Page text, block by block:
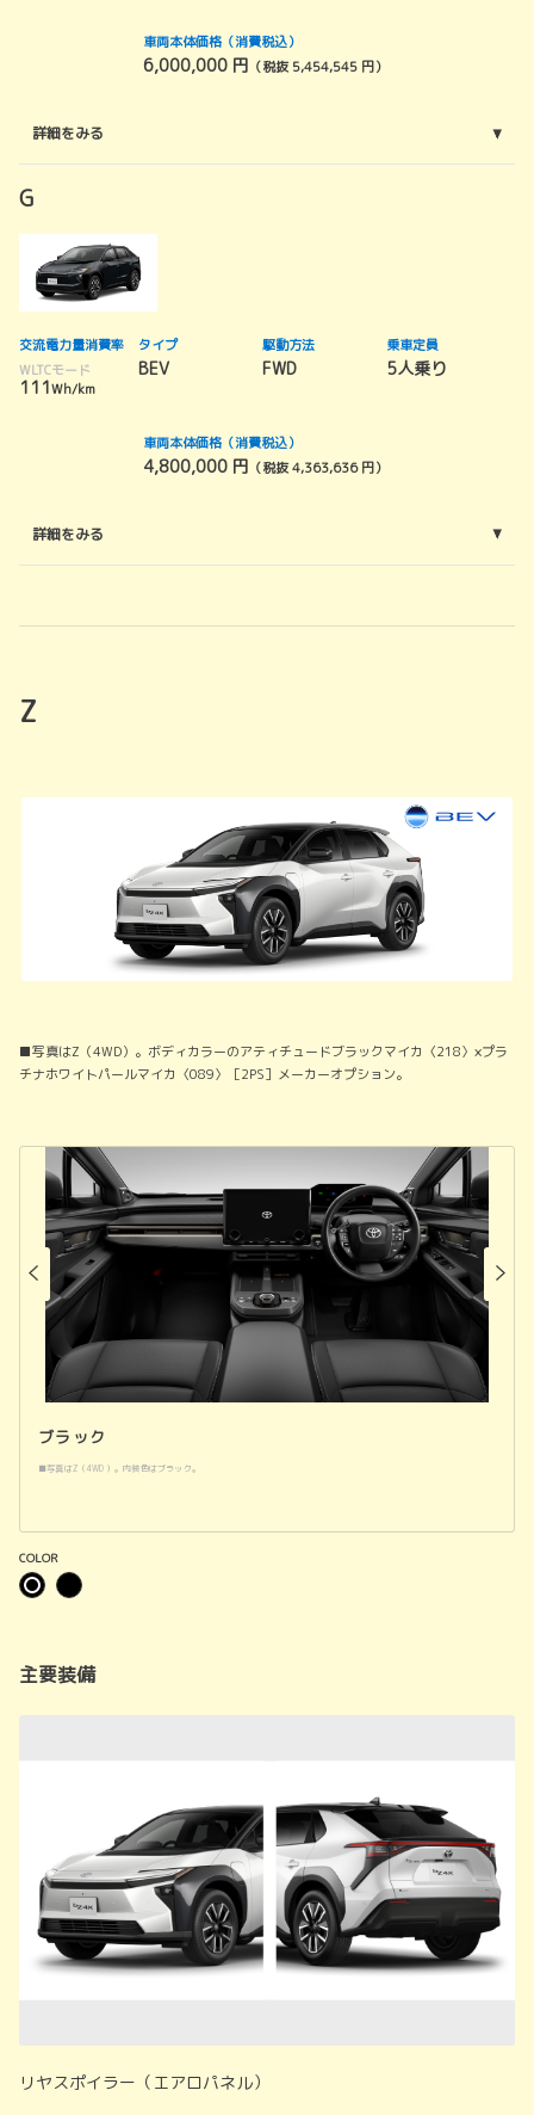
車両本体価格（消費税込）
6,000,000 円 （税抜 5,454,545 円）
詳細をみる
G
交流電力量消費率
WLTCモード
111Wh/km
タイプ
BEV
駆動方法
FWD
乗車定員
5人乗り
車両本体価格（消費税込）
4,800,000 円 （税抜 4,363,636 円）
詳細をみる
Z
■写真はZ（4WD）。ボディカラーのアティチュードブラックマイカ〈218〉×プラ
チナホワイトパールマイカ〈089〉［2PS］メーカーオプション。
ブラック
■写真はZ（4WD）。内装色はブラック。
COLOR
主要装備
リヤスポイラー（エアロパネル）